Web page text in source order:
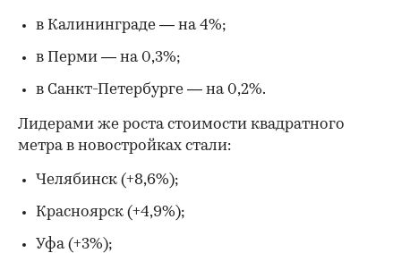
в Калининграде — на 4%;
в Перми — на 0,3%;
в Санкт-Петербурге — на 0,2%.
Лидерами же роста стоимости квадратного
метра в новостройках стали:
Челябинск (+8,6%);
Красноярск (+4,9%);
Уфа (+3%);